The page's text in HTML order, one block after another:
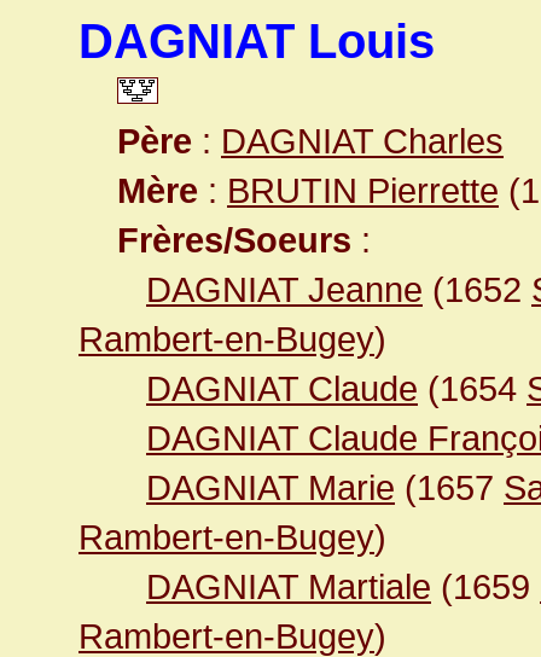
DAGNIAT Louis
Père : DAGNIAT Charles
Mère : BRUTIN Pierrette
Frères/Soeurs :
DAGNIAT Jeanne (1652
Rambert-en-Bugey)
DAGNIAT Claude (1654
DAGNIAT Claude
DAGNIAT Marie (1657
Rambert-en-Bugey)
DAGNIAT Martiale (1659
Rambert-en-Bugey)